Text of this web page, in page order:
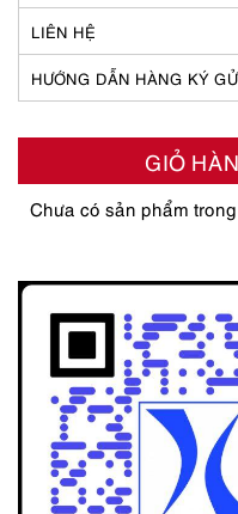
LIÊN HỆ
HƯỚNG DẪN HÀNG KÝ
GIỎ
Chưa có sản phẩm